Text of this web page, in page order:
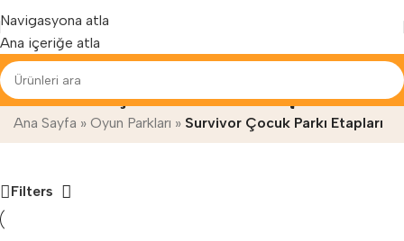
Navigasyona atla
Ana içeriğe atla
Yenilenen arayüzümüz ile hizmetinizdeyiz...
Survivor Çocuk Parkı Etapları
Ana Sayfa » Oyun Parkları » Survivor Çocuk Parkı Etapları
Filters